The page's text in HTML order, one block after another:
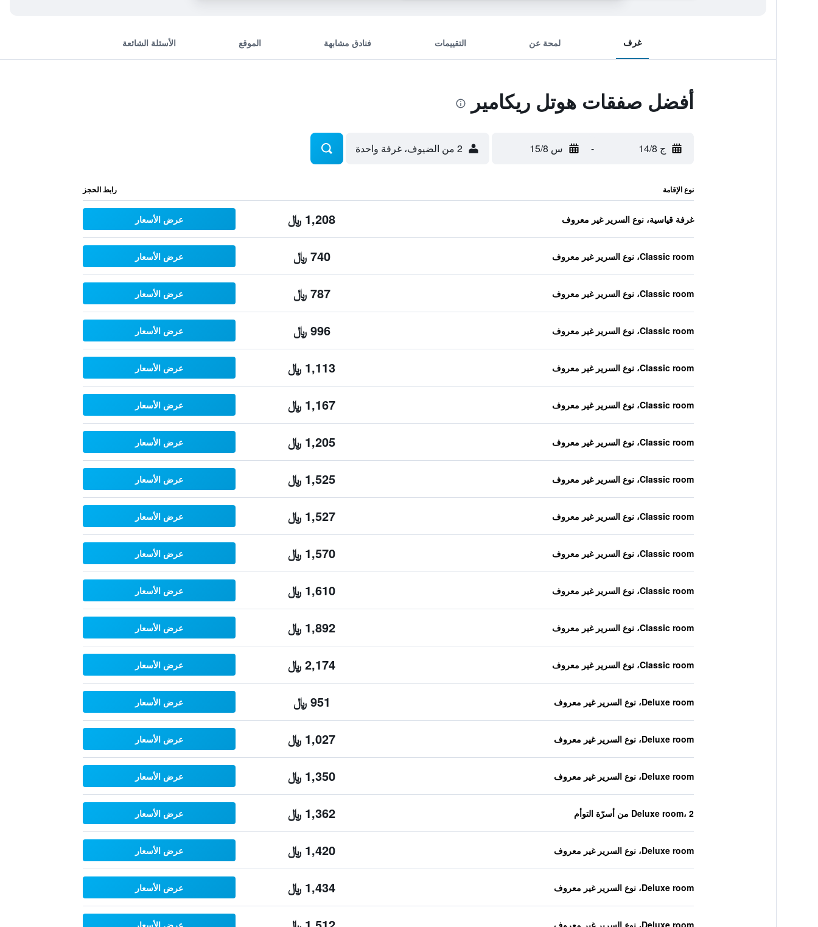
غرف لمحة عن التقييمات فنادق مشابهة الموقع الأسئلة الشائعة
أفضل صفقات هوتل ريكامير
ج 14/8 - س 15/8 2 من الضيوف، غرفة واحدة
نوع الإقامة رابط الحجز
غرفة قياسية، نوع السرير غير معروف 1,208 ﷼ عرض الأسعار
Classic room، نوع السرير غير معروف 740 ﷼ عرض الأسعار
Classic room، نوع السرير غير معروف 787 ﷼ عرض الأسعار
Classic room، نوع السرير غير معروف 996 ﷼ عرض الأسعار
Classic room، نوع السرير غير معروف 1,113 ﷼ عرض الأسعار
Classic room، نوع السرير غير معروف 1,167 ﷼ عرض الأسعار
Classic room، نوع السرير غير معروف 1,205 ﷼ عرض الأسعار
Classic room، نوع السرير غير معروف 1,525 ﷼ عرض الأسعار
Classic room، نوع السرير غير معروف 1,527 ﷼ عرض الأسعار
Classic room، نوع السرير غير معروف 1,570 ﷼ عرض الأسعار
Classic room، نوع السرير غير معروف 1,610 ﷼ عرض الأسعار
Classic room، نوع السرير غير معروف 1,892 ﷼ عرض الأسعار
Classic room، نوع السرير غير معروف 2,174 ﷼ عرض الأسعار
Deluxe room، نوع السرير غير معروف 951 ﷼ عرض الأسعار
Deluxe room، نوع السرير غير معروف 1,027 ﷼ عرض الأسعار
Deluxe room، نوع السرير غير معروف 1,350 ﷼ عرض الأسعار
Deluxe room، 2 من أسرّة التوأم 1,362 ﷼ عرض الأسعار
Deluxe room، نوع السرير غير معروف 1,420 ﷼ عرض الأسعار
Deluxe room، نوع السرير غير معروف 1,434 ﷼ عرض الأسعار
Deluxe room، نوع السرير غير معروف عرض الأسعار